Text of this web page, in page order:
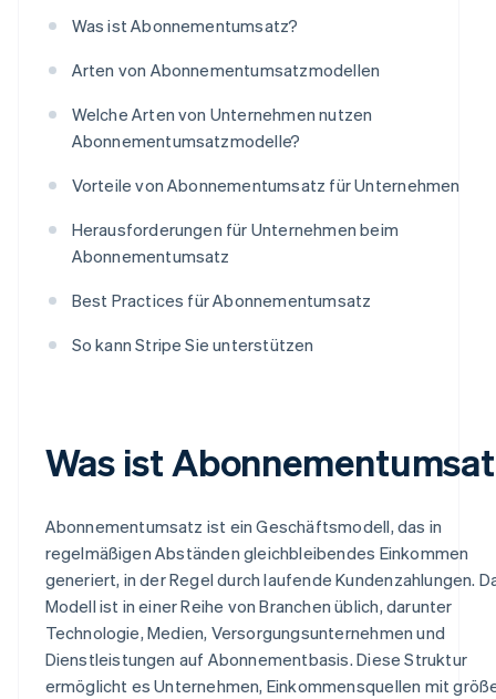
Was ist Abonnementumsatz?
Arten von Abonnementumsatzmodellen
Welche Arten von Unternehmen nutzen
Abonnementumsatzmodelle?
Vorteile von Abonnementumsatz für Unternehmen
Herausforderungen für Unternehmen beim
Abonnementumsatz
Best Practices für Abonnementumsatz
So kann Stripe Sie unterstützen
Was ist
Abonnementumsatz ist ein Geschäftsmodell, das in
regelmäßigen Abständen gleichbleibendes Einkommen
generiert, in der Regel durch laufende Kundenzahlungen.
Modell ist in einer Reihe von Branchen üblich, darunter
Technologie, Medien, Versorgungsunternehmen und
Dienstleistungen auf Abonnementbasis. Diese Struktur
ermöglicht es Unternehmen, Einkommensquellen mit